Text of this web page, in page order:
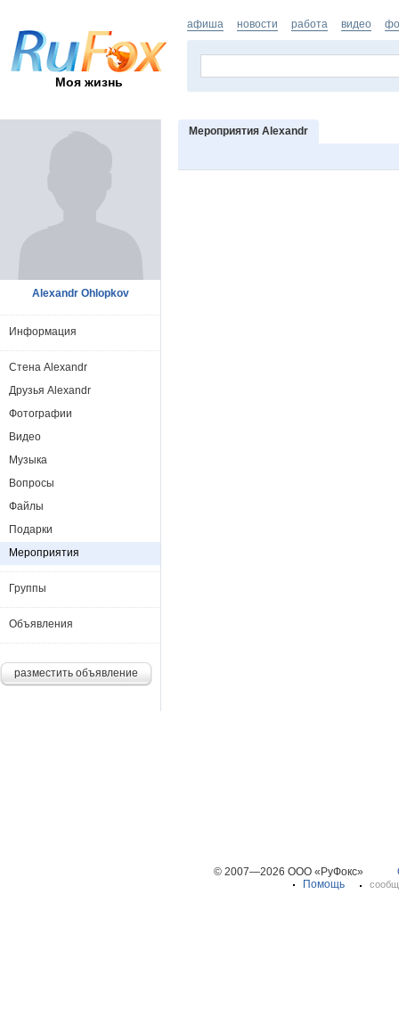
Моя жизнь
афиша новости работа видео
Мероприятия Alexandr
Alexandr Ohlopkov
Информация
Стена Alexandr
Друзья Alexandr
Фотографии
Видео
Музыка
Вопросы
Файлы
Подарки
Мероприятия
Группы
Объявления
разместить объявление
© 2007—2026 ООО «РуФокс»
Помощь